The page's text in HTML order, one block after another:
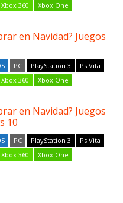
Xbox 360 Xbox One
en Navidad? Juegos
PC PlayStation 3
Ps Vita
Xbox 360 Xbox One
en Navidad? Juegos
10
PC PlayStation 3
Ps Vita
Xbox 360 Xbox One